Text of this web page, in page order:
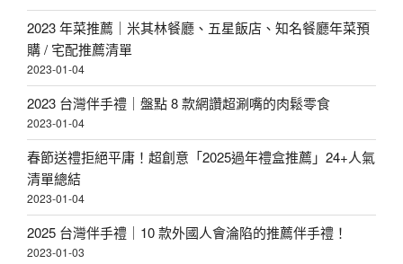
2023 年菜推薦｜米其林餐廳、五星飯店、知名餐廳年菜預
購 / 宅配推薦清單
2023-01-04
2023 台灣伴手禮｜盤點 8 款網讚超涮嘴的肉鬆零食
2023-01-04
春節送禮拒絕平庸！超創意「2025過年禮盒推薦」24+人氣
清單總結
2023-01-04
2025 台灣伴手禮｜10 款外國人會淪陷的推薦伴手禮！
2023-01-03